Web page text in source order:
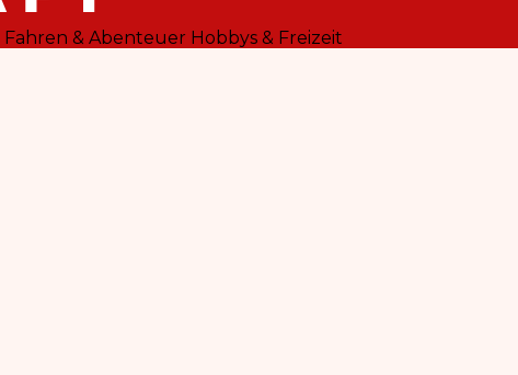
Fahren & Abenteuer Hobbys & Freizeit